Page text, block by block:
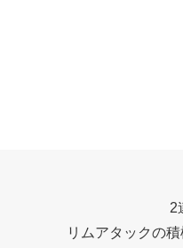
2
リムアタックの